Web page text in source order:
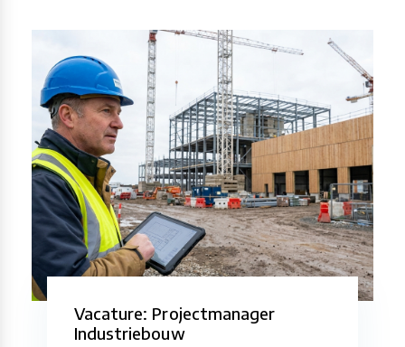
Vacature: Projectmanager
Industriebouw